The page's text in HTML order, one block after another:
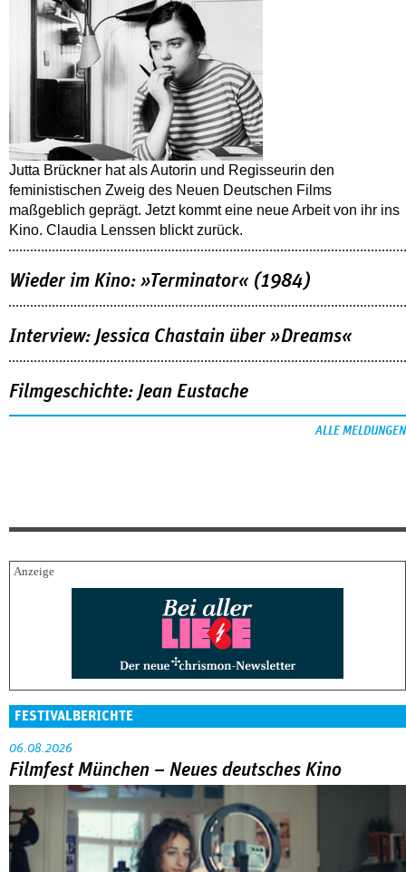
Jutta Brückner hat als Autorin und Regisseurin den
feministischen Zweig des Neuen Deutschen Films
maßgeblich geprägt. Jetzt kommt eine neue Arbeit von ihr ins
Kino. Claudia Lenssen blickt zurück.
Wieder im Kino: »Terminator« (1984)
Interview: Jessica Chastain über »Dreams«
Filmgeschichte: Jean Eustache
ALLE MELDUNGEN
FESTIVALBERICHTE
06.08.2026
Filmfest München – Neues deutsches Kino